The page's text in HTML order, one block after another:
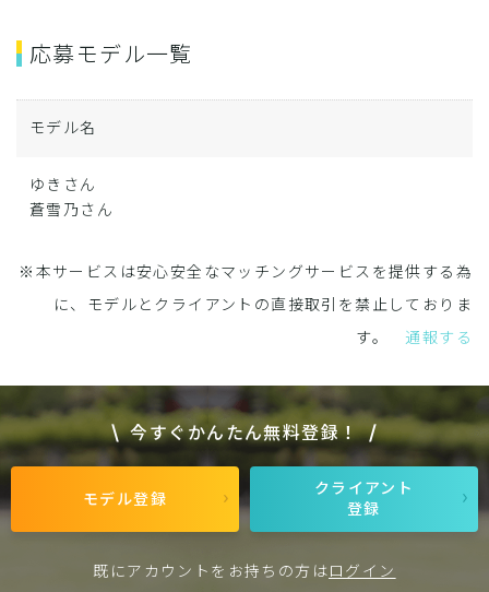
応募モデル一覧
モデル名
ゆきさん
蒼雪乃さん
※本サービスは安心安全なマッチングサービスを提供する為
に、モデルとクライアントの直接取引を禁止しておりま
す。通報する
今すぐかんたん無料登録！
モデル登録
クライアント
登録
既にアカウントをお持ちの方はログイン